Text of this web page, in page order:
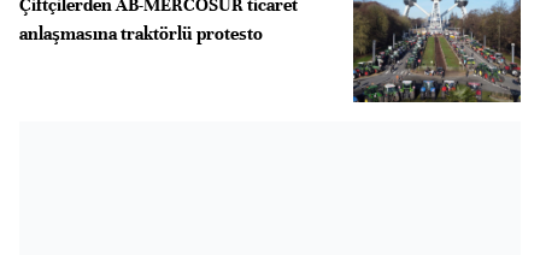
Çiftçilerden AB-MERCOSUR ticaret
anlaşmasına traktörlü protesto